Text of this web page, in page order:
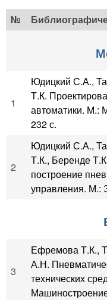
№
1
Юдицкий С.А.,
Т.К.
автоматики. М.:
232 с.
2
Юдицкий С.А.,
Т.К., Беренде
построение
управления. М.:
3
Ефремова Т.К.,
А.Н.
технических